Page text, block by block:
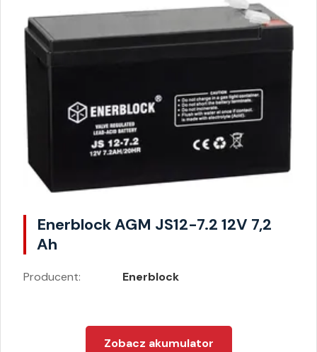
Enerblock AGM JS12-7.2 12V 7,2
Ah
Producent: Enerblock
Zobacz akumulator